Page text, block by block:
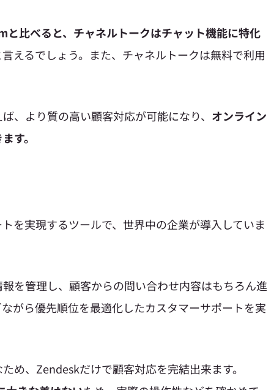
比べると、チャネルトークはチャット機能に特化
えるでしょう。また、チャネルトークは無料で利用
、より質の高い顧客対応が可能になり、 オンライン
す。
を実現するツールで、世界中の企業が導入していま
を管理し、顧客からの問い合わせ内容はもちろん進
がら優先順位を最適化したカスタマーサポートを実
め、Zendeskだけで顧客対応を完結出来ます。